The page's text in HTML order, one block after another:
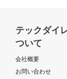
テックダイ
ついて
会社概要
お問い合わせ